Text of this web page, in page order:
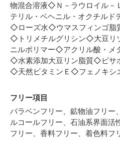
物混合溶液◇Ｎ－ラウロイル－
テリル・ベヘニル・オクチル
◇ローズ水◇ウマスフィンゴ脂
◇トリメチルグリシン◇大豆リ
ニルポリマー◇アクリル酸・メ
◇水素添加大豆リン脂質◇ビサ
◇天然ビタミンＥ◇フェノキシ
フリー項目
パラベンフリー、鉱物油フリー
ルコールフリー、石油系界面活
フリー、香料フリー、着色料フ